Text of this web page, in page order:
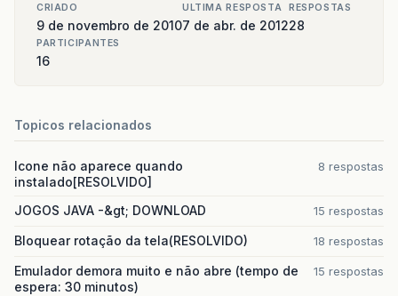
CRIADO
9 de novembro de 2010
ULTIMA RESPOSTA
7 de abr. de 2012
RESPOSTAS
28
PARTICIPANTES
16
Topicos relacionados
Icone não aparece quando
instalado[RESOLVIDO]
8 respostas
JOGOS JAVA -&gt; DOWNLOAD 15 respostas
Bloquear rotação da tela(RESOLVIDO) 18 respostas
Emulador demora muito e não abre (tempo de
espera: 30 minutos)
15 respostas